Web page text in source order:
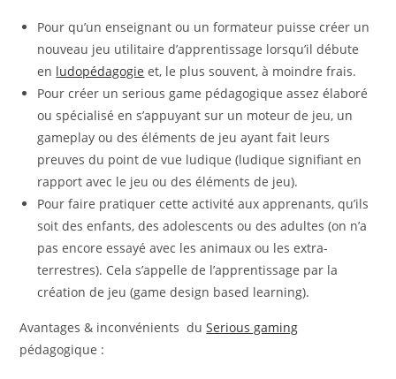
Pour qu’un enseignant ou un formateur puisse créer un
nouveau jeu utilitaire d’apprentissage lorsqu’il débute
en ludopédagogie et, le plus souvent, à moindre frais.
Pour créer un serious game pédagogique assez élaboré
ou spécialisé en s’appuyant sur un moteur de jeu, un
gameplay ou des éléments de jeu ayant fait leurs
preuves du point de vue ludique (ludique signifiant en
rapport avec le jeu ou des éléments de jeu).
Pour faire pratiquer cette activité aux apprenants, qu’ils
soit des enfants, des adolescents ou des adultes (on n’a
pas encore essayé avec les animaux ou les extra-
terrestres). Cela s’appelle de l’apprentissage par la
création de jeu (game design based learning).
Avantages & inconvénients duSerious gaming
pédagogique :